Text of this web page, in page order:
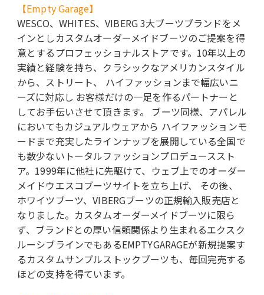
【Empty Garage】
WESCO、WHITES、VIBERG 3大ブーツブランドをメ
インとしカスタムオーダーメイドブーツのご提案を得
意とするプロフェッショナルストアです。10年以上の
実績と経験を持ち、クラシックなアメリカンスタイル
から、ストリート、 ハイファッションまで幅広いニ
ーズに対応し お客様だけの一足を作るパートナーと
してお手伝いさせて頂きます。 ブーツ同様、アパレル
においてもカジュアルウェアから ハイファッションモ
ードまで充実したラインナップを展開している全国で
も数少ないトータルファッションプロデューススト
ア。1999年に他社に先駆けて、ウェブ上でのオーダー
メイドウエスコブーツサイトを立ち上げ、 その後、
ホワイツブーツ、VIBERGブーツの正規輸入販売店と
なりました。カスタムオーダーメイドブーツに限ら
ず、ブランドとの厚い信頼関係より生まれるエクスク
ルーシブラインでもあるEMPTYGARAGEが新規提案す
るカスタムサンプルストックブーツも、毎回完売する
ほどの支持を得ています。